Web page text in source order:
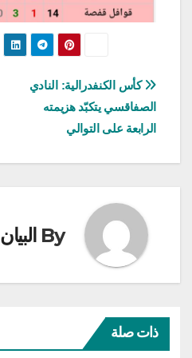
تصفّح
المقالات
كأس الكنفدرالية: النادي
الصفاقسي يتكبّد هزيمته
الرابعة على التوالي
By البيان
ذات صلة